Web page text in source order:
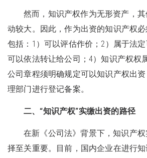
然而，知识产权作为无形资产，
动较大。因此，作为出资的知识产权
包括：1）可以评估作价；2）属于法定
可以依法转让给公司；4）知识产权权
公司章程须明确规定可以知识产权出
理部门进行登记备案。
二、“知识产权”实缴出资的路径
在新《公司法》背景下，知识产
择至关重要。目前，国内企业在进行